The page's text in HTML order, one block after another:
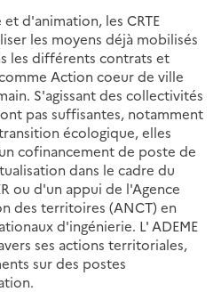
d'animation, les CRTE
les moyens déjà mobilisés
les différents contrats et
Action coeur de ville
S'agissant des collectivités
pas suffisantes, notamment
écologique, elles
cofinancement de poste de
dans le cadre du
ou d'un appui de l'Agence
des territoires (ANCT) en
d'ingénierie. L' ADEME
ses actions territoriales,
sur des postes